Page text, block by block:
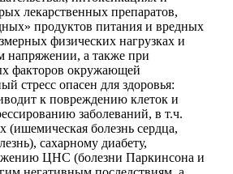
лекарственных препаратов,
продуктов питания и вредных
физических нагрузках и
напряжении, а также при
факторов окружающей
стресс опасен для здоровья:
к повреждению клеток и
заболеваний, в т.ч.
(ишемическая болезнь сердца,
сахарному диабету,
ЦНС (болезни Паркинсона и